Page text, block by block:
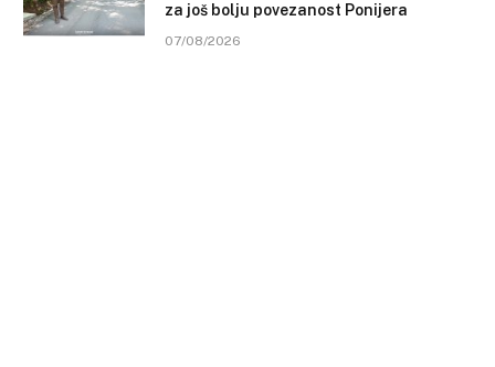
za još bolju povezanost Ponijera
07/08/2026